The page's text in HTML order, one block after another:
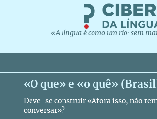
«A língua é como um rio: sem
«O que» e «o quê»
Deve-se construir «Afora isso, não
conversar»?